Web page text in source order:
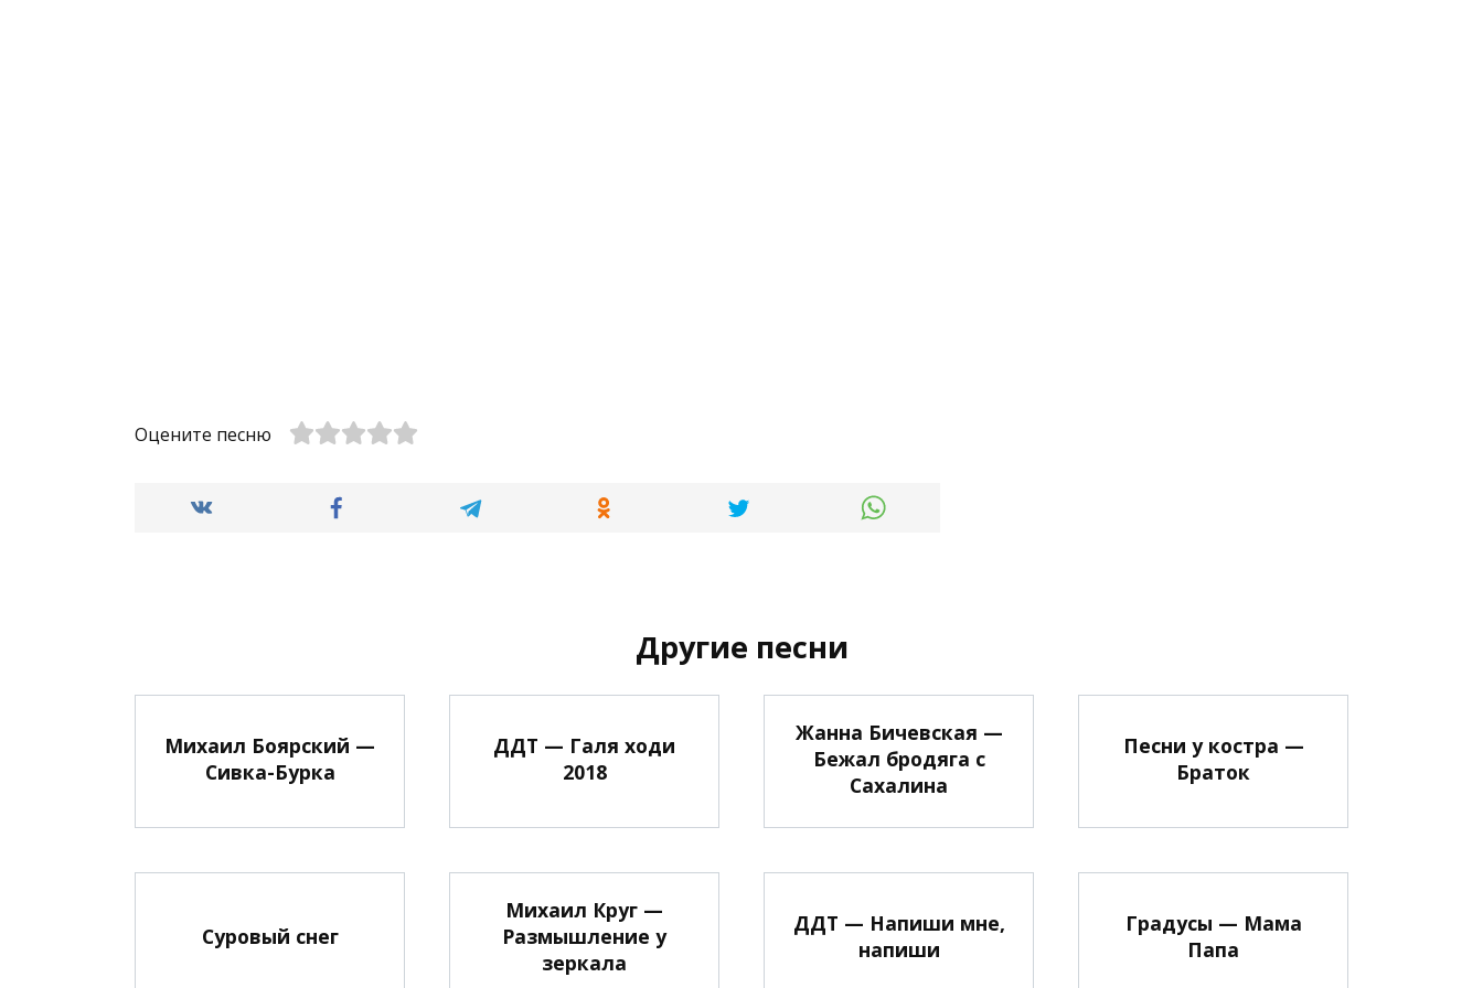
Оцените песню
Другие песни
Михаил Боярский —
Сивка-Бурка
ДДТ — Галя ходи
2018
Жанна Бичевская —
Бежал бродяга с
Сахалина
Песни у костра —
Браток
Суровый снег
Михаил Круг —
Размышление у
зеркала
ДДТ — Напиши мне,
напиши
Градусы — Мама
Папа